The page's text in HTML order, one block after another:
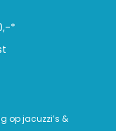
*
op jacuzzi’s &